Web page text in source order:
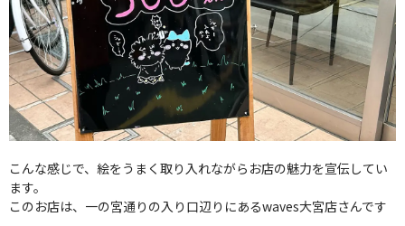
こんな感じで、絵をうまく取り入れながらお店の魅力を宣伝してい
ます。
このお店は、一の宮通りの入り口辺りにあるwaves大宮店さんです